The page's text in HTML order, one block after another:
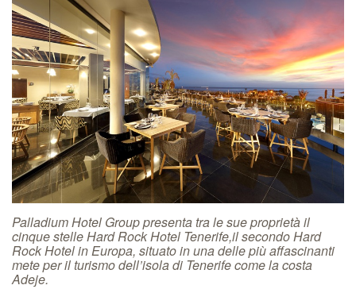
Palladium Hotel Group presenta tra le sue proprietà il
cinque stelle Hard Rock Hotel Tenerife,il secondo Hard
Rock Hotel in Europa, situato in una delle più affascinanti
mete per il turismo dell’isola di Tenerife come la costa
Adeje.